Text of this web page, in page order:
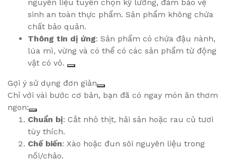
nguyên liệu tuyển chọn kỹ lưỡng, đảm bảo vệ
sinh an toàn thực phẩm. Sản phẩm không chứa
chất bảo quản.
Thông tin dị ứng: Sản phẩm có chứa đậu nành,
lúa mì, vừng và có thể có các sản phẩm từ động
vật có vỏ.
Gợi ý sử dụng đơn giản
Chỉ với vài bước cơ bản, bạn đã có ngay món ăn thơm
ngon:
Chuẩn bị: Cắt nhỏ thịt, hải sản hoặc rau củ tươi
tùy thích.
Chế biến: Xào hoặc đun sôi nguyên liệu trong
nồi/chảo.